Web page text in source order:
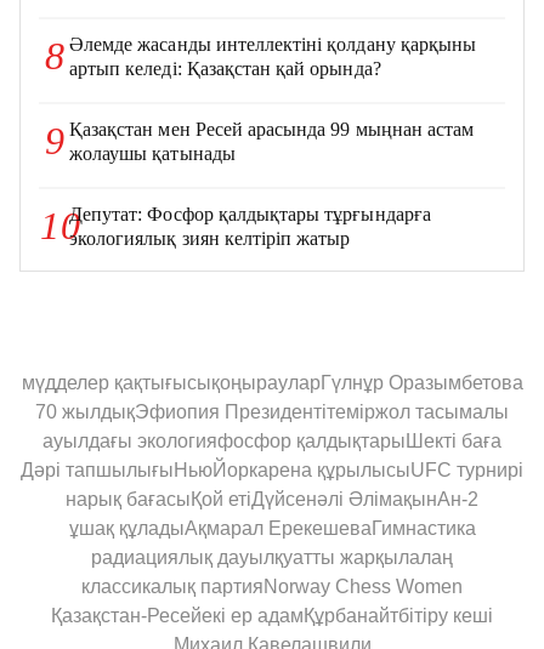
8 Әлемде жасанды интеллектіні қолдану қарқыны
артып келеді: Қазақстан қай орында?
9 Қазақстан мен Ресей арасында 99 мыңнан астам
жолаушы қатынады
10Депутат: Фосфор қалдықтары тұрғындарға
экологиялық зиян келтіріп жатыр
мүдделер қақтығысықоңырауларГүлнұр Оразымбетова
70 жылдықЭфиопия Президентітеміржол тасымалы
ауылдағы экологияфосфор қалдықтары Шекті баға
Дәрі тапшылығы НьюЙоркарена құрылысыUFC турнирі
нарық бағасы Қой етіДүйсенәлі ӘлімақынАн-2
ұшақ құладыАқмарал Ерекешева Гимнастика
радиациялық дауылқуатты жарқылалаң
классикалық партияNorway Chess Women
Қазақстан-Ресейекі ер адам Құрбанайтбітіру кеші
Михаил Кавелашвили